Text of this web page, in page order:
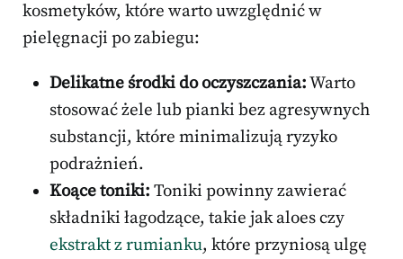
kosmetyków, które warto uwzględnić w
pielęgnacji po zabiegu:
Delikatne środki do oczyszczania:Warto
stosować żele lub pianki bez agresywnych
substancji, które minimalizują ryzyko
podrażnień.
Koące toniki: Toniki powinny zawierać
składniki łagodzące, takie jak aloes czy
ekstrakt z rumianku, które przyniosą ulgę